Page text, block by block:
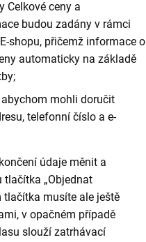
Celkové ceny a
budou zadány v rámci
shopu, přičemž informace o
automaticky na základě
mohli doručit
telefonní číslo a e-
údaje měnit a
„Objednat
tlačítka musíte ale ještě
v opačném případě
slouží zatrhávací